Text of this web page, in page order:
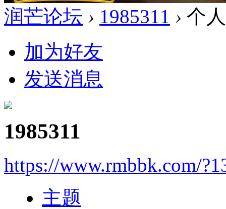
润芒论坛 › 1985311 › 个
加为好友
发送消息
1985311
https://www.rmbbk.com/
主题